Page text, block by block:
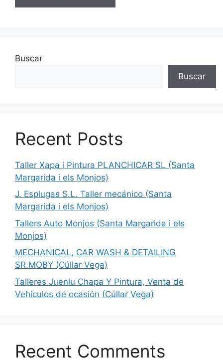
Buscar
Buscar
Recent Posts
Taller Xapa i Pintura PLANCHICAR SL (Santa
Margarida i els Monjos)
J. Esplugas S.L. Taller mecánico (Santa
Margarida i els Monjos)
Tallers Auto Monjos (Santa Margarida i els
Monjos)
MECHANICAL, CAR WASH & DETAILING
SR.MOBY (Cúllar Vega)
Talleres Juenlu Chapa Y Pintura, Venta de
Vehículos de ocasión (Cúllar Vega)
Recent Comments